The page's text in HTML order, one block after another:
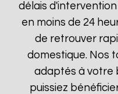
délais
en moins de 24
de retrouver
domestique. Nos
adaptés à votre
puissiez